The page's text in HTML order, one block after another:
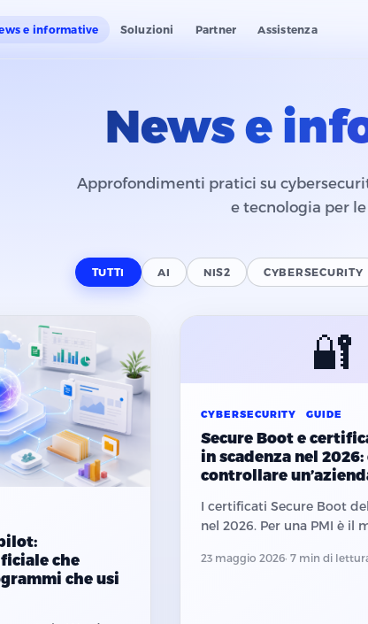
e informative Soluzioni Partner Assistenza
News e
Approfondimenti pratici su
e tecnologia per
TUTTI AI NIS2 CYBERSECURITY
che
che usi
🔐
CYBERSECURITY GUIDE
Secure Boot e
in scadenza nel 2026:
controllare
I certificati Secure Boot
nel 2026. Per una PMI è il
aggiornamenti prima che
23 maggio 2026· 7 min di